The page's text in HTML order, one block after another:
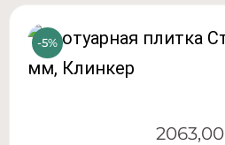
2063,00